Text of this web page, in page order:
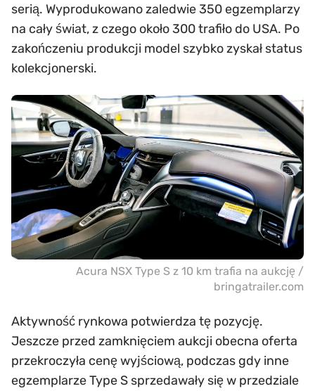
serią. Wyprodukowano zaledwie 350 egzemplarzy
na cały świat, z czego około 300 trafiło do USA. Po
zakończeniu produkcji model szybko zyskał status
kolekcjonerski.
Acura NSX Type S z 10 km trafia na aukcję /
bringatrailer.com
Aktywność rynkowa potwierdza tę pozycję.
Jeszcze przed zamknięciem aukcji obecna oferta
przekroczyła cenę wyjściową, podczas gdy inne
egzemplarze Type S sprzedawały się w przedziale